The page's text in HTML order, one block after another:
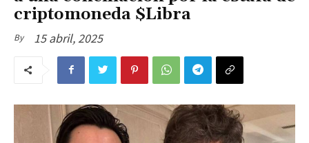
criptomoneda $Libra
By 15 abril, 2025